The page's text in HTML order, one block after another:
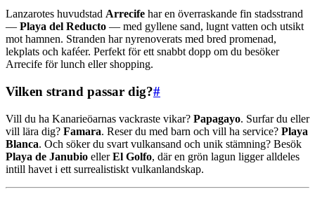
Lanzarotes huvudstad Arrecife har en överraskande fin stadsstrand
— Playa del Reducto — med gyllene sand, lugnt vatten och utsikt
mot hamnen. Stranden har nyrenoverats med bred promenad,
lekplats och kaféer. Perfekt för ett snabbt dopp om du besöker
Arrecife för lunch eller shopping.
Vilken strand passar dig?#
Vill du ha Kanarieöarnas vackraste vikar? Papagayo. Surfar du eller
vill lära dig? Famara. Reser du med barn och vill ha service? Playa
Blanca. Och söker du svart vulkansand och unik stämning? Besök
Playa de Janubio ellerEl Golfo, där en grön lagun ligger alldeles
intill havet i ett surrealistiskt vulkanlandskap.